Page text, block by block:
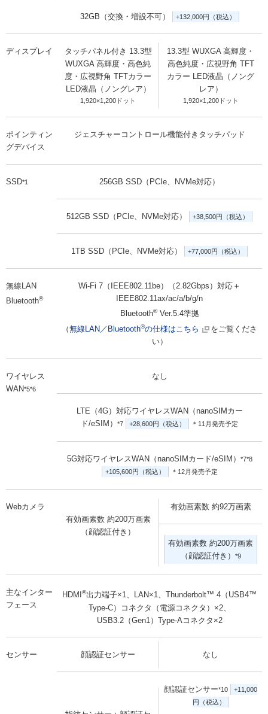
32GB（交換・増設不可） +132,000円（税込）
ディスプレイ
タッチパネル付き 13.3型
WUXGA 高輝度・高色純
度・広視野角 TFTカラー
LED液晶（ノングレア）
1,920×1,200ドット
13.3型 WUXGA 高輝度・
高色純度・広視野角 TFT
カラー LED液晶（ノング
レア）
1,920×1,200ドット
ポインティン
グデバイス
ジェスチャーコントロール機能付きタッチパッド
SSD*1 256GB SSD（PCIe、NVMe対応）
512GB SSD（PCIe、NVMe対応） +38,500円（税込）
1TB SSD（PCIe、NVMe対応） +77,000円（税込）
無線LAN
Bluetooth®
Wi-Fi 7（IEEE802.11be）（2.82Gbps）対応＋
IEEE802.11ax/ac/a/b/g/n
Bluetooth®Ver.5.4準拠
（無線LAN／Bluetooth®の仕様はこちら
をご覧くださ
い）
ワイヤレス
WAN*5*6
なし
LTE（4G）対応ワイヤレスWAN（nanoSIMカー
ド/eSIM）
*7 +28,600円（税込） ＊11月発売予定
5G対応ワイヤレスWAN（nanoSIMカード/eSIM）
*7*8
+105,600円（税込）
＊12月発売予定
Webカメラ
有効画素数 約200万画素
（顔認証付き）
有効画素数 約92万画素
有効画素数 約200万画素
（顔認証付き）
*9
主なインター
フェース
HDMI ®出力端子×1、LAN×1、Thunderbolt™ 4（USB4™
Type-C）コネクタ（電源コネクタ）×2、
USB3.2（Gen1）Type-Aコネクタ×2
センサー 顔認証センサー なし
顔認証センサー*10
+11,000
円（税込）